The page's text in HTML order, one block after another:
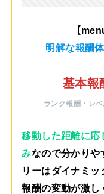
【
明解な報酬
基本報
ランク報酬・レ
移動した距離に応
みなので分かりや
リーはダイナミ
報酬の変動が激し